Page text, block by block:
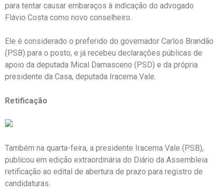
para tentar causar embaraços à indicação do advogado
Flávio Costa como novo conselheiro.
Ele é considerado o preferido do governador Carlos Brandão
(PSB) para o posto, e já recebeu declarações públicas de
apoio da deputada Mical Damasceno (PSD) e da própria
presidente da Casa, deputada Iracema Vale.
Retificação
Também na quarta-feira, a presidente Iracema Vale (PSB),
publicou em edição extraordinária do Diário da Assembleia
retificação ao edital de abertura de prazo para registro de
candidaturas.